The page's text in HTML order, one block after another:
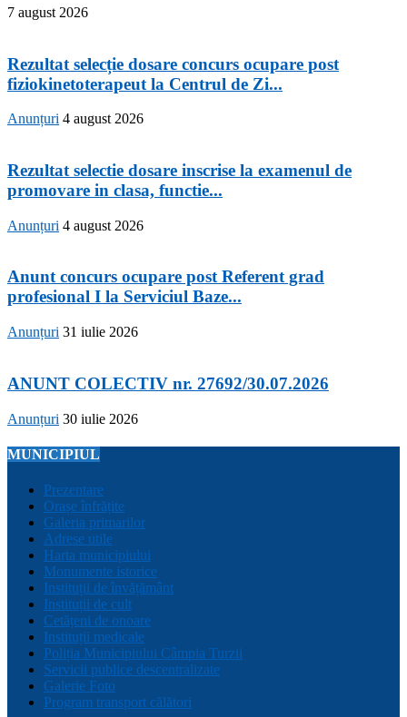
7 august 2026
Rezultat selecție dosare concurs ocupare post
fiziokinetoterapeut la Centrul de Zi...
Anunțuri 4 august 2026
Rezultat selectie dosare inscrise la examenul de
promovare in clasa, functie...
Anunțuri 4 august 2026
Anunt concurs ocupare post Referent grad
profesional I la Serviciul Baze...
Anunțuri 31 iulie 2026
ANUNT COLECTIV nr. 27692/30.07.2026
Anunțuri 30 iulie 2026
MUNICIPIUL
Prezentare
Orașe înfrățite
Galeria primarilor
Adrese utile
Harta municipiului
Monumente istorice
Instituții de învățământ
Instituții de cult
Cetățeni de onoare
Instituții medicale
Poliția Municipiului Câmpia Turzii
Servicii publice descentralizate
Galerie Foto
Program transport călători